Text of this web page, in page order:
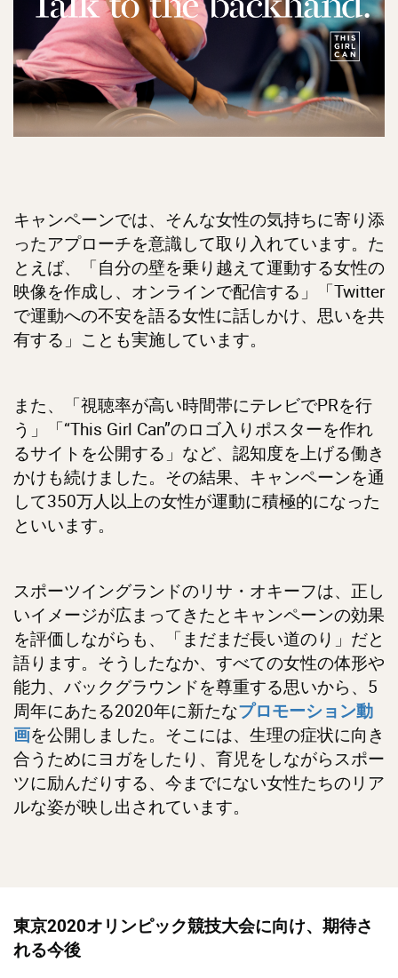
キャンペーンでは、そんな女性の気持ちに寄り添
ったアプローチを意識して取り入れています。た
とえば、「自分の壁を乗り越えて運動する女性の
映像を作成し、オンラインで配信する」「Twitter
で運動への不安を語る女性に話しかけ、思いを共
有する」ことも実施しています。
また、「視聴率が高い時間帯にテレビでPRを行
う」「“This Girl Can”のロゴ入りポスターを作れ
るサイトを公開する」など、認知度を上げる働き
かけも続けました。その結果、キャンペーンを通
して350万人以上の女性が運動に積極的になった
といいます。
スポーツイングランドのリサ・オキーフは、正し
いイメージが広まってきたとキャンペーンの効果
を評価しながらも、「まだまだ長い道のり」だと
語ります。そうしたなか、すべての女性の体形や
能力、バックグラウンドを尊重する思いから、5
周年にあたる2020年に新たなプロモーション動
画を公開しました。そこには、生理の症状に向き
合うためにヨガをしたり、育児をしながらスポー
ツに励んだりする、今までにない女性たちのリア
ルな姿が映し出されています。
東京2020オリンピック競技大会に向け、期待さ
れる今後